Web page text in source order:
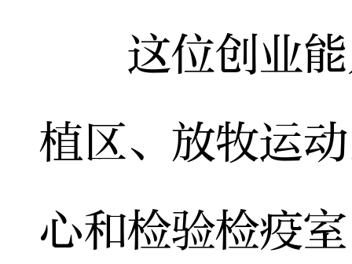
这位创业能
植区、放牧运
心和检验检疫